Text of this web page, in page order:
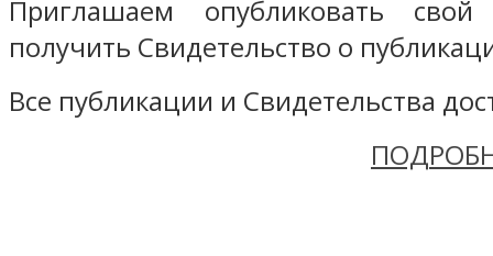
Приглашаем опубликовать
получить Свидетельство о
Все публикации и Свидетельства